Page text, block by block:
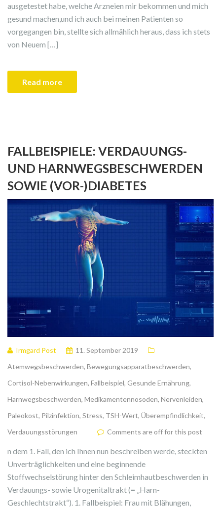
ausgetestet habe, welche Arzneien mir bekommen und mich
gesund machen,und ich auch bei meinen Patienten so
vorgegangen bin, stellte sich allmählich heraus, dass ich stets
von Neuem […]
Read more
FALLBEISPIELE: VERDAUUNGS-
UND HARNWEGSBESCHWERDEN
SOWIE (VOR-)DIABETES
Irmgard Post
11. September 2019
Atemwegsbeschwerden, Bewegungsapparatbeschwerden,
Cortisol-Nebenwirkungen, Fallbeispiel, Gesunde Ernährung,
Harnwegsbeschwerden, Medikamentennosoden, Nervenleiden,
Paleokost, Pilzinfektion, Stress, TSH-Wert, Überempfindlichkeit,
Verdauungsstörungen
Comments are off for this post
n dem 1. Fall, den ich Ihnen nun beschreiben werde, steckten
Unverträglichkeiten und eine beginnende
Stoffwechselstörung hinter den Schleimhautbeschwerden in
Verdauungs- sowie Urogenitaltrakt (= „Harn-
Geschlechtstrakt“). 1. Fallbeispiel: Frau mit Blähungen,